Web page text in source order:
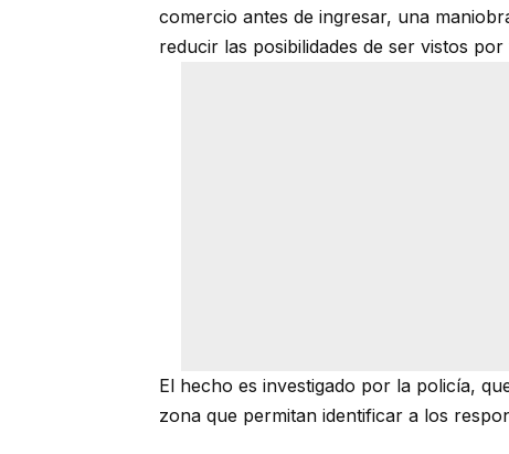
comercio antes de ingresar, una
reducir las posibilidades de ser vistos
El hecho es investigado por la policía,
zona que permitan identificar a los